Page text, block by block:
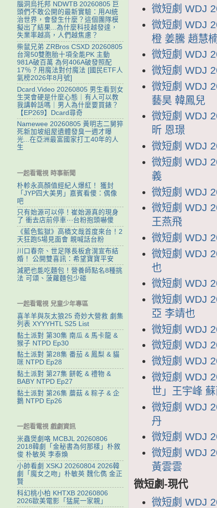
微短劇 WDJ
微短劇 WDJ
橙 姜騰 趙慧
微短劇 WDJ
微短劇 WDJ
微短劇 WDJ
藝昊 韓鳳兒
微短劇 WDJ
昕 恩璟
微短劇 WDJ
微短劇 WDJ
義
微短劇 WDJ
微短劇 WDJ
王燕飛
微短劇 WDJ
微短劇 WDJ
也
微短劇 WDJ
微短劇 WDJ
亞 李靖也
微短劇 WDJ
微短劇 WDJ
微短劇 WDJ
微短劇 WDJ
世」王宇峰
微短劇 WDJ
丹
微短劇 WDJ
微短劇 WDJ
黃雲雲
微短劇-現代
微短劇 WDJ
腦洞烏托邦 NDWTB 20260805 巨
頭們不敢公開的最新實驗：用AI統
治世界，會發生什麼？這個團隊模
擬出了結果...為什麼科技越發達，
失業率越高，人們越焦慮？
柴鼠兄弟 ZRBros CSXD 20260805
台灣50雙胞胎十項全能PK 主動
981A破百萬 為何406A破發照配
17％？用魔法對付魔法 [國民ETF人
氣榜2026年8月號]
Dcard.Video 20260805 男生看到女
生哭會硬是什麼心態｜有人可以教
我講幹話嗎｜男人為什麼要買錶？
【EP269】Dcard尋奇
Namewee 20260805 黃明志二舅猝
死新加坡組屋遺體發臭一週才曝
光...在亞洲最富國家打工40年的人
生
一起看電視 時事新聞
朴軫永高顏值經紀人爆紅！ 獲封
「JYP四大美男」嘉賓看傻：偶像
吧
只有始源可以停！崔始源真的現身
了 衝去店前停車⋯台粉抱頭嚇傻
《藍色監獄》高橋文哉首度來台！2
天狂跑5場見面會 親喊話台粉
川口春奈、世足隊長板倉滉宣布結
婚！ 公開雙喜訊：希望寶寶平安
減肥也能吃麵包！營養師點名8種挑
法 可頌、菠蘿麵包少碰
一起看電視 兒童少年專區
喜羊羊與灰太狼25 奇妙大營救 劇集
列表 XYYYHTL S25 List
黏土派對 第30集 南瓜 & 馬卡龍 &
猴子 NTPD Ep30
黏土派對 第28集 番茄 & 鳳梨 & 貓
咪 NTPD Ep28
黏土派對 第27集 餅乾 & 禮物 &
BABY NTPD Ep27
黏土派對 第26集 蘑菇 & 粽子 & 企
鵝 NTPD Ep26
一起看電視 戲劇資訊
米蟲煲劇咯 MCBJL 20260806
2018韓劇「金秘書為何那樣」朴敘
俊 朴敏英 李泰煥
小帥看劇 XSKJ 20260804 2026韓
劇「魔女之吻」朴敏英 魏化儁 金正
賢
科幻桃小柏 KHTXB 20260806
2026歐美電影「猛屍一家親」